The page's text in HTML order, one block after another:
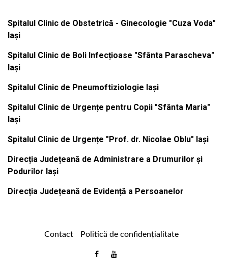
Spitalul Clinic de Obstetrică - Ginecologie "Cuza Voda"
Iași
Spitalul Clinic de Boli Infecțioase "Sfânta Parascheva"
Iași
Spitalul Clinic de Pneumoftiziologie Iași
Spitalul Clinic de Urgențe pentru Copii "Sfânta Maria"
Iași
Spitalul Clinic de Urgențe "Prof. dr. Nicolae Oblu" Iași
Direcția Județeană de Administrare a Drumurilor și
Podurilor Iași
Direcția Județeană de Evidență a Persoanelor
Contact Politică de confidențialitate
Facebook
Youtube